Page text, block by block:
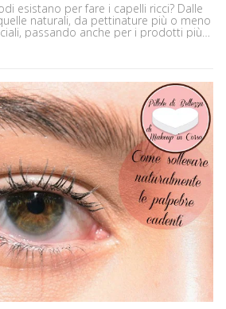
esistano per fare i capelli ricci? Dalle
naturali, da pettinature più o meno
passando anche per i prodotti più
è uno must, ancor di più in estate,
selvagge. Ci sono tanti modi […]